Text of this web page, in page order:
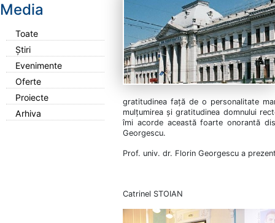
Media
Toate
Știri
Evenimente
Oferte
Proiecte
Arhiva
gratitudinea față de o personalitate
mulțumirea și gratitudinea domnului
îmi acorde această foarte onorantă
Georgescu.
Prof. univ. dr. Florin Georgescu a
Catrinel STOIAN